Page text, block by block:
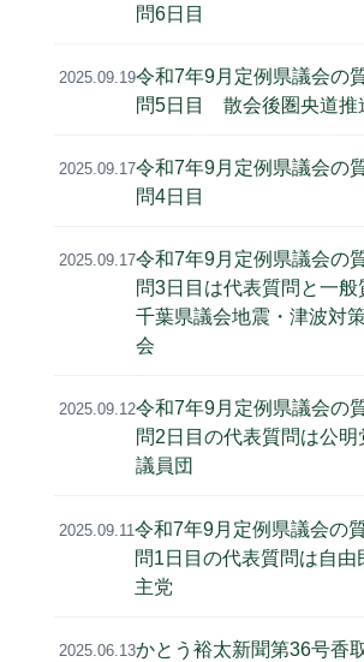
問6日目
2025.09.19令和7年9月定例県議会の
問5日目 散会後圏央道推
2025.09.17令和7年9月定例県議会の
問4日目
2025.09.17令和7年9月定例県議会の
問3日目は代表質問と一
千葉県議会地震・津波対
会
2025.09.12令和7年9月定例県議会の
問2日目の代表質問は公
議員団
2025.09.11令和7年9月定例県議会の
問1日目の代表質問は自由
主党
2025.06.13かとう裕太新聞第36号香